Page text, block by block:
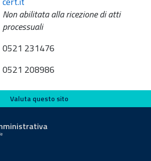
Non abilitata alla ricezione di atti
processuali
0521 231476
0521 208986
sito
Valuta questo sito